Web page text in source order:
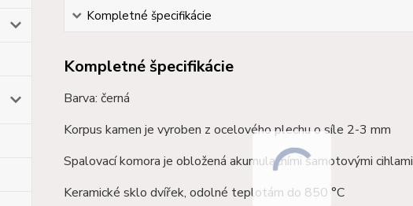
Kompletné špecifikácie
Kompletné špecifikácie
Barva: černá
Korpus kamen je vyroben z ocelového plechu o síle 2-3 mm
Spalovací komora je obložená akumulačnímišamotovými cihlami
Keramické sklo dvířek, odolné teplotám do 850 °C